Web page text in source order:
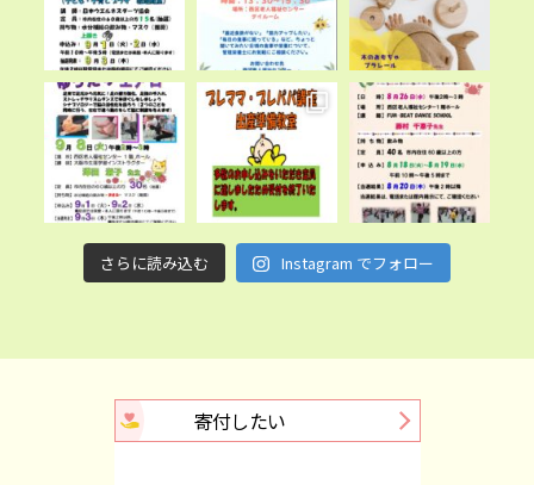
2026.06.08 その他
『令和８年度共同募金配分金・地域募金助成金事業』
のご案内について
2026.06.04 講座・イベント
令和８年度「西区民まつり」協賛者を募集します！
2026.05.27 高齢者
包括レンジャー6月号ができました
さらに読み込む Instagram でフォロー
寄付したい